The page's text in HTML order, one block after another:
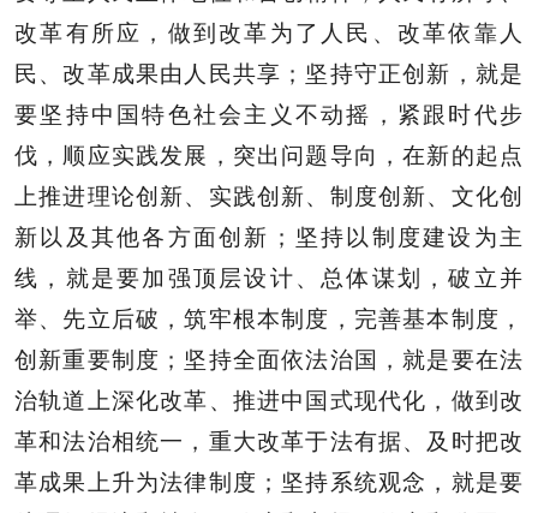
改革有所应，做到改革为了人民、改革依靠人
民、改革成果由人民共享；坚持守正创新，就是
要坚持中国特色社会主义不动摇，紧跟时代步
伐，顺应实践发展，突出问题导向，在新的起点
上推进理论创新、实践创新、制度创新、文化创
新以及其他各方面创新；坚持以制度建设为主
线，就是要加强顶层设计、总体谋划，破立并
举、先立后破，筑牢根本制度，完善基本制度，
创新重要制度；坚持全面依法治国，就是要在法
治轨道上深化改革、推进中国式现代化，做到改
革和法治相统一，重大改革于法有据、及时把改
革成果上升为法律制度；坚持系统观念，就是要